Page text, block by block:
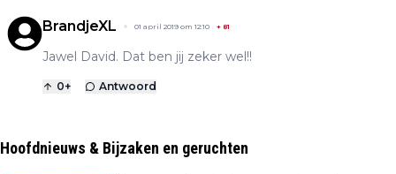
BrandjeXL 01 april 2019 om 12:10 + 81
Jawel David. Dat ben jij zeker wel!!
0+ Antwoord
Hoofdnieuws & Bijzaken en geruchten